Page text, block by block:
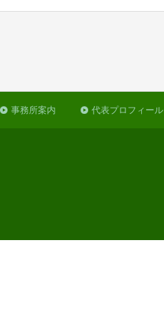
事務所案内 代表プロフィール